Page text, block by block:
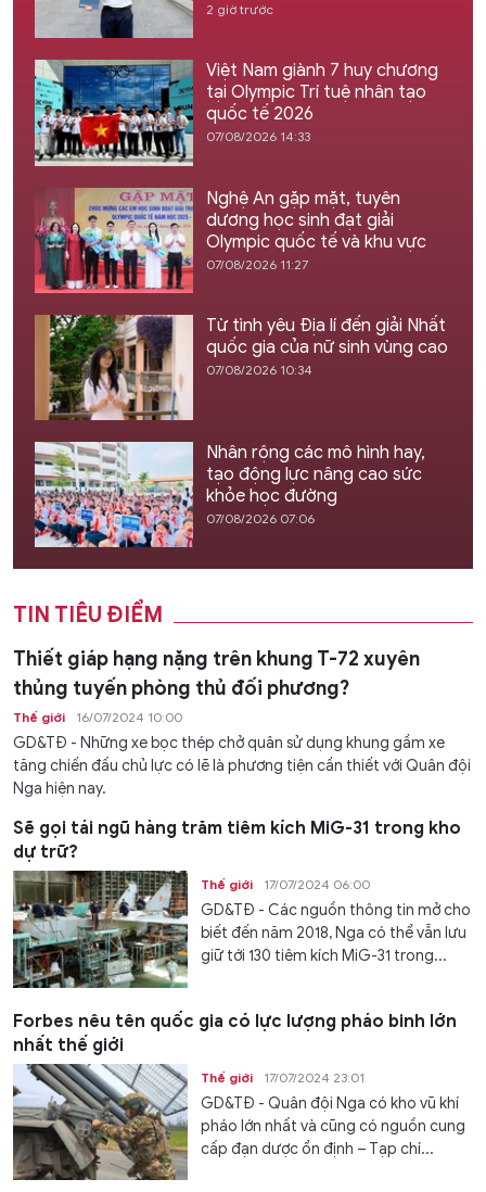
2 giờ trước
Việt Nam giành 7 huy chương
tại Olympic Trí tuệ nhân tạo
quốc tế 2026
07/08/2026 14:33
Nghệ An gặp mặt, tuyên
dương học sinh đạt giải
Olympic quốc tế và khu vực
07/08/2026 11:27
Từ tình yêu Địa lí đến giải Nhất
quốc gia của nữ sinh vùng cao
07/08/2026 10:34
Nhân rộng các mô hình hay,
tạo động lực nâng cao sức
khỏe học đường
07/08/2026 07:06
TIN TIÊU ĐIỂM
Thiết giáp hạng nặng trên khung T-72 xuyên
thủng tuyến phòng thủ đối phương?
Thế giới 16/07/2024 10:00
GD&TĐ - Những xe bọc thép chở quân sử dụng khung gầm xe
tăng chiến đấu chủ lực có lẽ là phương tiện cần thiết với Quân đội
Nga hiện nay.
Sẽ gọi tái ngũ hàng trăm tiêm kích MiG-31 trong kho
dự trữ?
Thế giới 17/07/2024 06:00
GD&TĐ - Các nguồn thông tin mở cho
biết đến năm 2018, Nga có thể vẫn lưu
giữ tới 130 tiêm kích MiG-31 trong...
Forbes nêu tên quốc gia có lực lượng pháo binh lớn
nhất thế giới
Thế giới 17/07/2024 23:01
GD&TĐ - Quân đội Nga có kho vũ khí
pháo lớn nhất và cũng có nguồn cung
cấp đạn dược ổn định – Tạp chí...